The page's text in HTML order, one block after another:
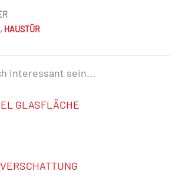
, HAUSTÜR
interessant sein...
GLASFLÄCHE